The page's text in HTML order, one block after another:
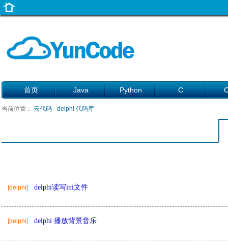
首页 Java Python C
当前位置： 云代码 - delphi 代码库
[delphi] delphi读写ini文件
[delphi] delphi 播放背景音乐